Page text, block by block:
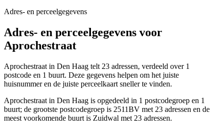
Adres- en perceelgegevens
Adres- en perceelgegevens voor
Aprochestraat
Aprochestraat in Den Haag telt 23 adressen, verdeeld over 1
postcode en 1 buurt. Deze gegevens helpen om het juiste
huisnummer en de juiste perceelkaart sneller te vinden.
Aprochestraat in Den Haag is opgedeeld in 1 postcodegroep en 1
buurt; de grootste postcodegroep is 2511BV met 23 adressen en de
meest voorkomende buurt is Zuidwal met 23 adressen.